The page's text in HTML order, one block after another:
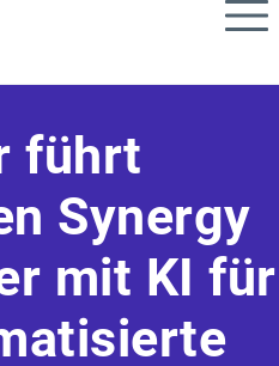
führt
Synergy
mit KI für